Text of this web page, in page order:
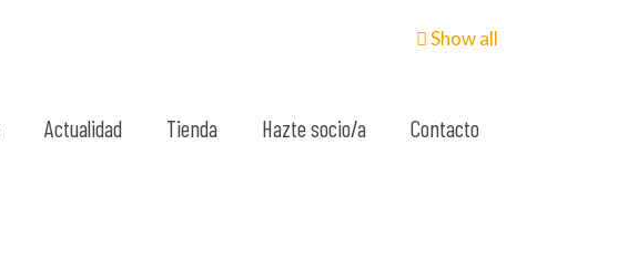
Actualidad Tienda Hazte socio/a Contacto
Show all